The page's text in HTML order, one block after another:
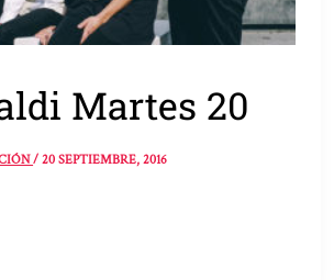
Martes 20
/20 SEPTIEMBRE, 2016